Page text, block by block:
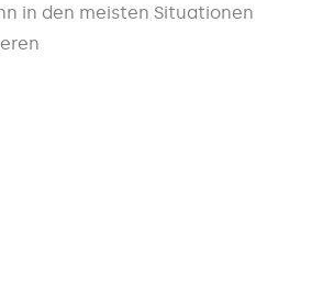
in den meisten Situationen